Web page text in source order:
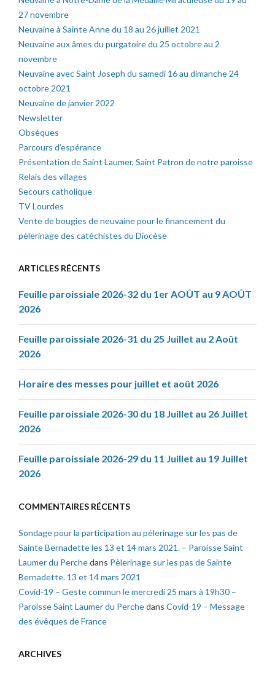
27 novembre
Neuvaine à Sainte Anne du 18 au 26 juillet 2021
Neuvaine aux âmes du purgatoire du 25 octobre au 2
novembre
Neuvaine avec Saint Joseph du samedi 16 au dimanche 24
octobre 2021
Neuvaine de janvier 2022
Newsletter
Obsèques
Parcours d’espérance
Présentation de Saint Laumer, Saint Patron de notre paroisse
Relais des villages
Secours catholique
TV Lourdes
Vente de bougies de neuvaine pour le financement du
pèlerinage des catéchistes du Diocèse
ARTICLES RÉCENTS
Feuille paroissiale 2026-32 du 1er AOÛT au 9 AOÛT
2026
Feuille paroissiale 2026-31 du 25 Juillet au 2 Août
2026
Horaire des messes pour juillet et août 2026
Feuille paroissiale 2026-30 du 18 Juillet au 26 Juillet
2026
Feuille paroissiale 2026-29 du 11 Juillet au 19 Juillet
2026
COMMENTAIRES RÉCENTS
Sondage pour la participation au pèlerinage sur les pas de
Sainte Bernadette les 13 et 14 mars 2021. – Paroisse Saint
Laumer du Perchedans Pèlerinage sur les pas de Sainte
Bernadette. 13 et 14 mars 2021
Covid-19 – Geste commun le mercredi 25 mars à 19h30 –
Paroisse Saint Laumer du Perchedans Covid-19 – Message
des évêques de France
ARCHIVES